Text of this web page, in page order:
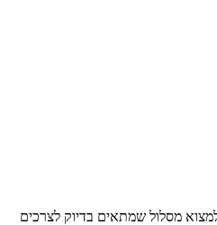
מסלול שמתאים בדיוק לצרכים